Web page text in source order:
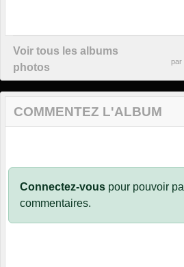
Voir tous les albums
photos
par
COMMENTEZ L'ALBUM
Connectez-vous pour pouvoir
commentaires.